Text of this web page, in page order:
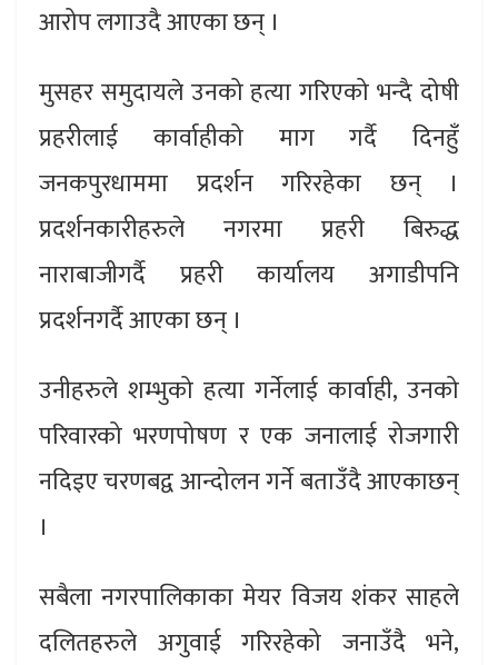
आरोप लगाउदै आएका छन् ।
मुसहर समुदायले उनको हत्या गरिएको भन्दै दोषी
प्रहरीलाई कार्वाहीको माग गर्दै दिनहुँ
जनकपुरधाममा प्रदर्शन गरिरहेका छन् ।
प्रदर्शनकारीहरुले नगरमा प्रहरी बिरुद्ध
नाराबाजीगर्दै प्रहरी कार्यालय अगाडीपनि
प्रदर्शनगर्दै आएका छन् ।
उनीहरुले शम्भुको हत्या गर्नेलाई कार्वाही, उनको
परिवारको भरणपोषण र एक जनालाई रोजगारी
नदिइए चरणबद्व आन्दोलन गर्ने बताउँदै आएकाछन्
।
सबैला नगरपालिकाका मेयर विजय शंकर साहले
दलितहरुले अगुवाई गरिरहेको जनाउँदै भने,